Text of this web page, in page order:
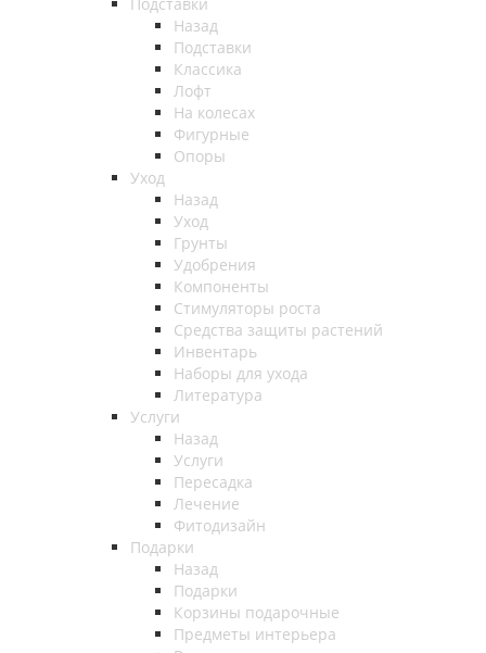
Назад
Подставки
Классика
Лофт
На колесах
Фигурные
Опоры
Уход
Назад
Уход
Грунты
Удобрения
Компоненты
Стимуляторы роста
Средства защиты растений
Инвентарь
Наборы для ухода
Литература
Услуги
Назад
Услуги
Пересадка
Лечение
Фитодизайн
Подарки
Назад
Подарки
Корзины подарочные
Предметы интерьера